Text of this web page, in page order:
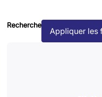
Recherche
Appliquer les